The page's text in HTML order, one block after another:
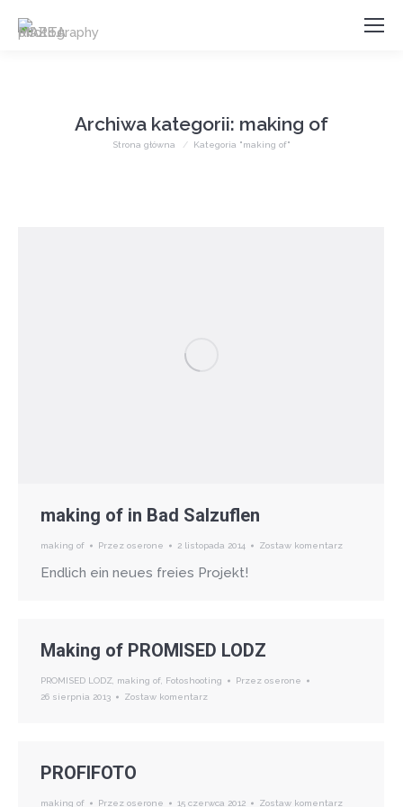
Archiwa kategorii: making of
Jesteś tutaj:
Strona główna Kategoria "making of"
making of in Bad Salzuflen
making of Przez oserone 2 listopada 2014 Zostaw komentarz
Endlich ein neues freies Projekt!
Making of PROMISED LODZ
PROMISED LODZ making of Fotoshooting Przez oserone
26 sierpnia 2013
Zostaw komentarz
PROFIFOTO
making of Przez oserone 15 czerwca 2012 Zostaw komentarz